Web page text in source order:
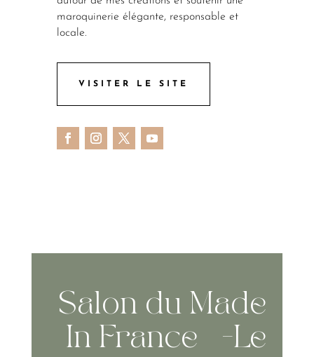
maroquinerie élégante, responsable et
locale.
VISITER LE SITE
Salon du Made
In France -Le